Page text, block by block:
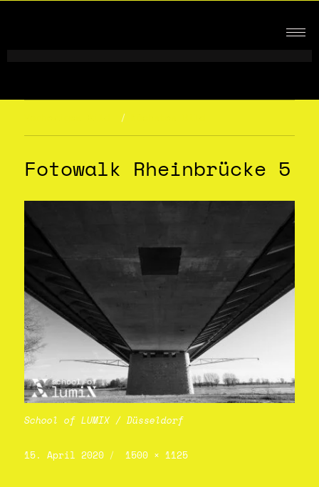
Fotowalk Rheinbrücke 5
School of LUMIX / Düsseldorf
15. April 2020 1500 × 1125